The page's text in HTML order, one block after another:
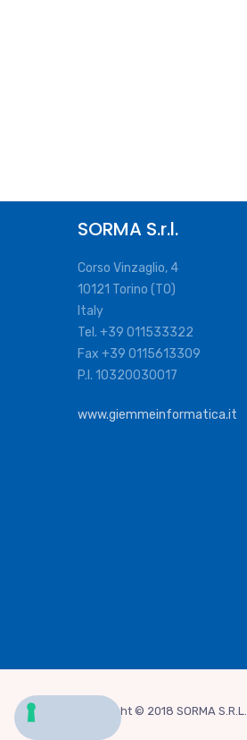
SORMA S.r.l.
Corso Vinzaglio, 4
10121 Torino (TO)
Italy
Tel. +39 011533322
Fax +39 0115613309
P.I. 10320030017
www.giemmeinformatica.it
Copyright © 2018 SORMA S.R.L.